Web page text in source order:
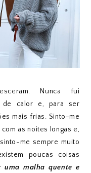
Nunca fui
de calor e, para ser
mais frias. Sinto-me
as noites longas e,
me sempre muito
poucas coisas
uma malha quente e